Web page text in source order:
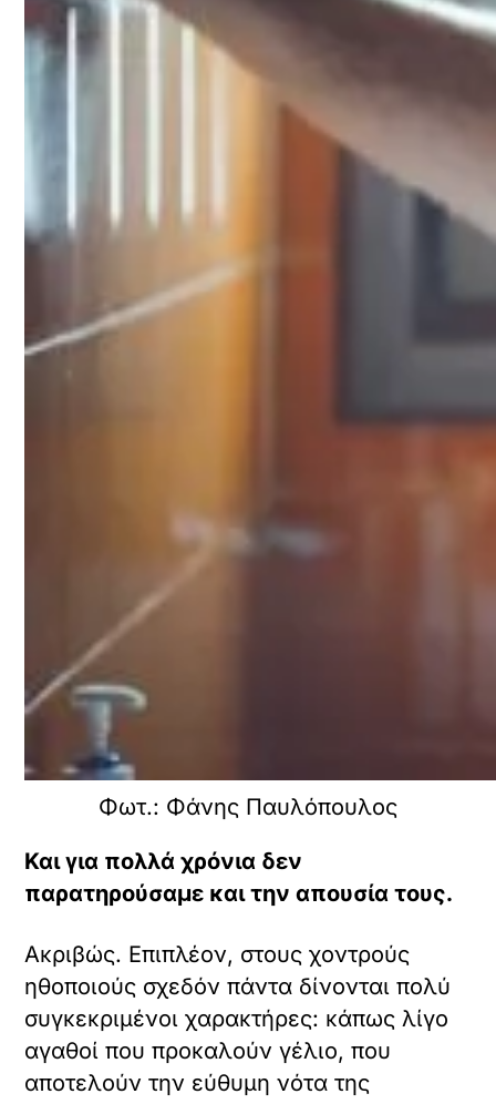
Φωτ.: Φάνης Παυλόπουλος
Και για πολλά χρόνια δεν
παρατηρούσαμε και την απουσία τους.
Ακριβώς. Επιπλέον, στους χοντρούς
ηθοποιούς σχεδόν πάντα δίνονται πολύ
συγκεκριμένοι χαρακτήρες: κάπως λίγο
αγαθοί που προκαλούν γέλιο, που
αποτελούν την εύθυμη νότα της